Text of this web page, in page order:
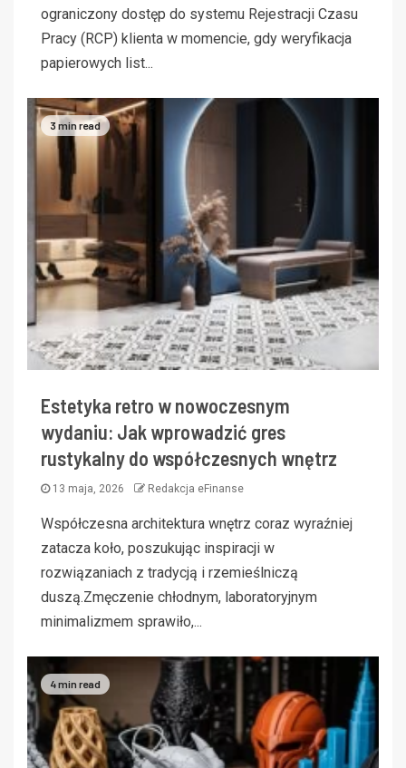
ograniczony dostęp do systemu Rejestracji Czasu
Pracy (RCP) klienta w momencie, gdy weryfikacja
papierowych list...
3 min read
Estetyka retro w nowoczesnym
wydaniu: Jak wprowadzić gres
rustykalny do współczesnych wnętrz
13 maja, 2026 Redakcja eFinanse
Współczesna architektura wnętrz coraz wyraźniej
zatacza koło, poszukując inspiracji w
rozwiązaniach z tradycją i rzemieślniczą
duszą.Zmęczenie chłodnym, laboratoryjnym
minimalizmem sprawiło,...
4 min read